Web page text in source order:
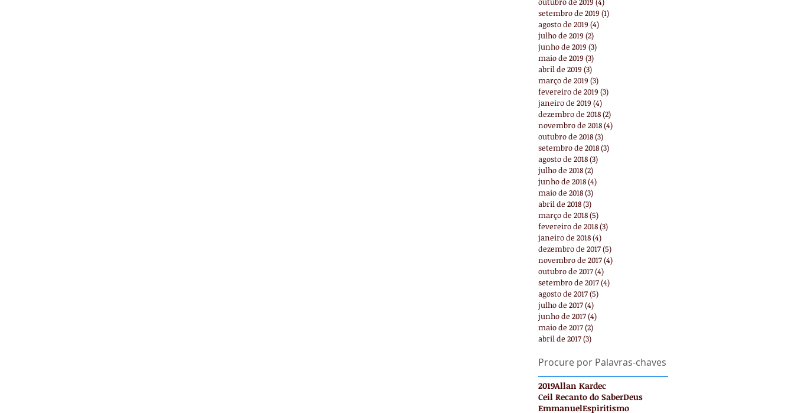
setembro de 2019 (1)
agosto de 2019 (4)
julho de 2019 (2)
junho de 2019 (3)
maio de 2019 (3)
abril de 2019 (3)
março de 2019 (3)
fevereiro de 2019 (3)
janeiro de 2019 (4)
dezembro de 2018(2)
novembro de 2018(4)
outubro de 2018(3)
setembro de 2018(3)
agosto de 2018(3)
julho de 2018(2)
junho de 2018(4)
maio de 2018(3)
abril de 2018(3)
março de 2018(5)
fevereiro de 2018(3)
janeiro de 2018(4)
dezembro de 2017(5)
novembro de 2017(4)
outubro de 2017(4)
setembro de 2017(4)
agosto de 2017(5)
julho de 2017(4)
junho de 2017(4)
maio de 2017(2)
abril de 2017(3)
Procure por Palavras-chaves
2019Allan Kardec
Ceil Recanto do SaberDeus
EmmanuelEspiritismo